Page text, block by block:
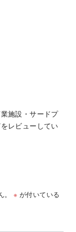
施設・サードプ
レビューしてい
※ が付いている